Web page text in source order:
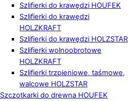
Szlifierki do krawędzi HOUFEK
Szlifierki do krawędzi
HOLZKRAFT
Szlifierki do krawędzi HOLZSTAR
Szlifierki wolnoobrotowe
HOLZKRAFT
Szlifierki trzpieniowe, taśmowe,
walcowe HOLZSTAR
Szczotkarki do drewna HOUFEK